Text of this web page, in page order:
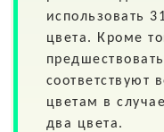
использовать
цвета. Кроме
соответствуют
цветам в
два цвета.